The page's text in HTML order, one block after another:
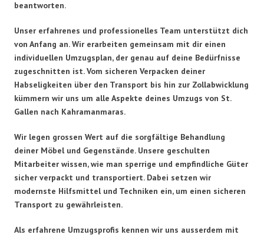
beantworten.
Unser erfahrenes und professionelles Team unterstützt dich
von Anfang an. Wir erarbeiten gemeinsam mit dir einen
individuellen Umzugsplan, der genau auf deine Bedürfnisse
zugeschnitten ist. Vom sicheren Verpacken deiner
Habseligkeiten über den Transport bis hin zur Zollabwicklung
kümmern wir uns um alle Aspekte deines Umzugs von St.
Gallen nach Kahramanmaras.
Wir legen grossen Wert auf die sorgfältige Behandlung
deiner Möbel und Gegenstände. Unsere geschulten
Mitarbeiter wissen, wie man sperrige und empfindliche Güter
sicher verpackt und transportiert. Dabei setzen wir
modernste Hilfsmittel und Techniken ein, um einen sicheren
Transport zu gewährleisten.
Als erfahrene Umzugsprofis kennen wir uns ausserdem mit